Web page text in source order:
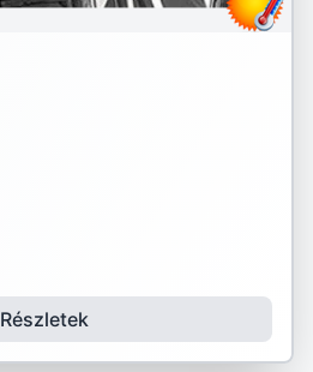
Részletek